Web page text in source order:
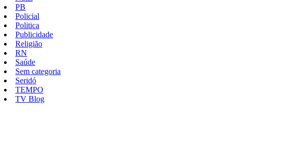
PB
Policial
Politica
Publicidade
Religião
RN
Saúde
Sem categoria
Seridó
TEMPO
TV Blog